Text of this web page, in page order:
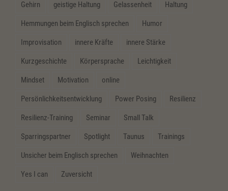
Gehirn geistige Haltung Gelassenheit Haltung
Hemmungen beim Englisch sprechen Humor
Improvisation innere Kräfte innere Stärke
Kurzgeschichte Körpersprache Leichtigkeit
Mindset Motivation online
Persönlichkeitsentwicklung Power Posing Resilienz
Resilienz-Training Seminar Small Talk
Sparringspartner Spotlight Taunus Trainings
Unsicher beim Englisch sprechen Weihnachten
Yes I can Zuversicht